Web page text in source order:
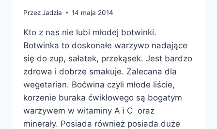
PrzezJadzia 14 maja 2014
Kto z nas nie lubi młodej botwinki.
Botwinka to doskonałe warzywo nadające
się do zup, sałatek, przekąsek. Jest bardzo
zdrowa i dobrze smakuje. Zalecana dla
wegetarian. Boćwina czyli młode liście,
korzenie buraka ćwikłowego są bogatym
warzywem w witaminy A i C oraz
minerały. Posiada również posiada duże